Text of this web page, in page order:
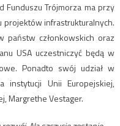
Funduszu Trójmorza ma przy
projektów infrastrukturalnych.
państw członkowskich oraz
USA uczestniczyć będą w
Ponadto swój udział w
instytucji Unii Europejskiej,
Margrethe Vestager.